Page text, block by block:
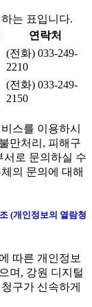
는 표입니다.
연락처
(전화) 033-249-
2210
(전화) 033-249-
2150
스를 이용하시
만처리, 피해구
로 문의하실 수
의 문의에 대해
(개인정보의 열람청
따른 개인정보
며, 강원 디지털
구가 신속하게